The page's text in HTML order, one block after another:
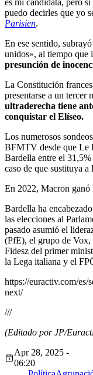
es mi candidata, pero
puedo decirles que yo
Parisien.
En ese sentido,
unidos», al tiempo que
presunción de
La Constitución
presentarse a un tercer
ultraderecha tiene
conquistar el Elíseo.
Los numerosos
BFMTV desde que Le
Bardella entre el
caso de que sustituya a
En 2022, Macron ganó
Bardella ha
las elecciones al
pasado asumió el
(PfE), el grupo de
Fidesz del primer
la Lega italiana y el
https://euractiv.com/es/
next/
///
(Editado por JP/
Apr 28, 2025 -
06:20